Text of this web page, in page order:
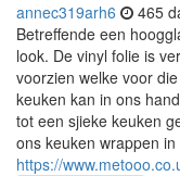
annec319arh6 465
Betreffende een
look. De vinyl folie is
voorzien welke voor
keuken kan in ons
tot een sjieke keuken
ons keuken wrappen in
https://